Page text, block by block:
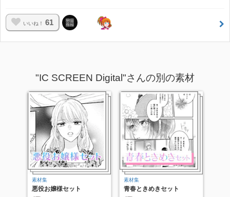
いいね！ 61
"IC SCREEN Digital"さんの別の素材
素材集
悪役お嬢様セット
素材集
青春ときめきセット